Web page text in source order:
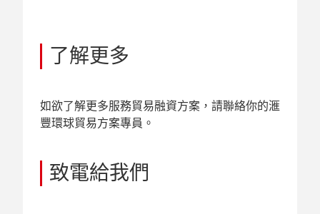
了解更多
如欲了解更多服務貿易融資方案，請聯絡你的滙
豐環球貿易方案專員。
致電給我們